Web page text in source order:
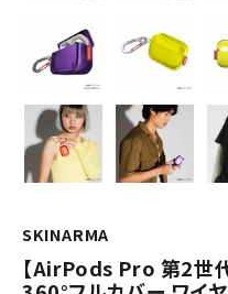
SKINARMA
【AirPods Pro 第2世